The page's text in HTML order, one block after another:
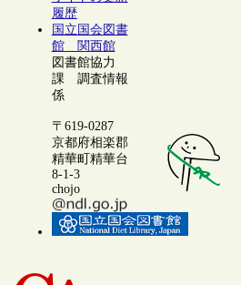
履歴
国立国会図書
館 関西館
図書館協力
課 調査情報
係
〒619-0287
京都府相楽郡
精華町精華台
8-1-3
chojo